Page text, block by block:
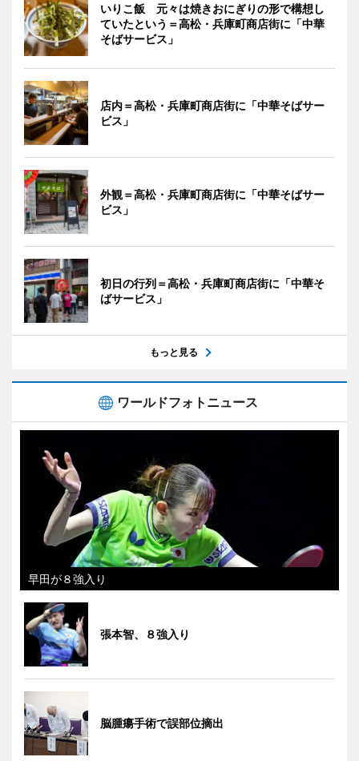
いりこ飯 元々は焼きおにぎりの形で構想し
ていたという＝高松・兵庫町商店街に「中華
そばサービス」
店内＝高松・兵庫町商店街に「中華そばサー
ビス」
外観＝高松・兵庫町商店街に「中華そばサー
ビス」
初日の行列＝高松・兵庫町商店街に「中華そ
ばサービス」
もっと見る
ワールドフォトニュース
早田が８強入り
張本智、８強入り
脳腫瘍手術で誤部位摘出